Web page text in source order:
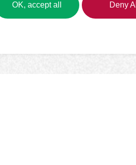
OK, accept all Deny All